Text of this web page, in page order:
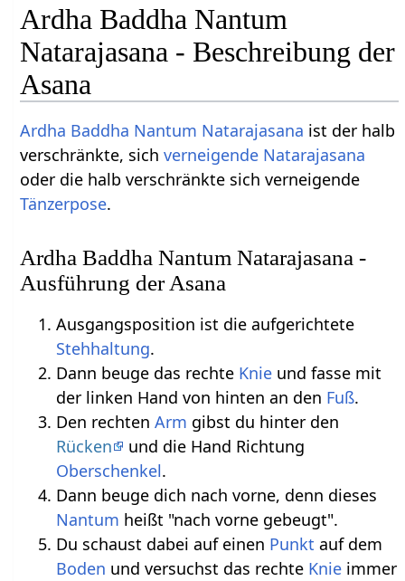
Ardha Baddha Nantum
Natarajasana - Beschreibung der
Asana
Ardha Baddha Nantum Natarajasana ist der halb
verschränkte, sichverneigende Natarajasana
oder die halb verschränkte sich verneigende
Tänzerpose.
Ardha Baddha Nantum Natarajasana -
Ausführung der Asana
Ausgangsposition ist die aufgerichtete
Stehhaltung.
Dann beuge das rechte Knie und fasse mit
der linken Hand von hinten an den Fuß.
Den rechtenArm gibst du hinter den
Rücken
und die Hand Richtung
Oberschenkel.
Dann beuge dich nach vorne, denn dieses
Nantum heißt "nach vorne gebeugt".
Du schaust dabei auf einen Punkt auf dem
Boden und versuchst das rechte Knie immer